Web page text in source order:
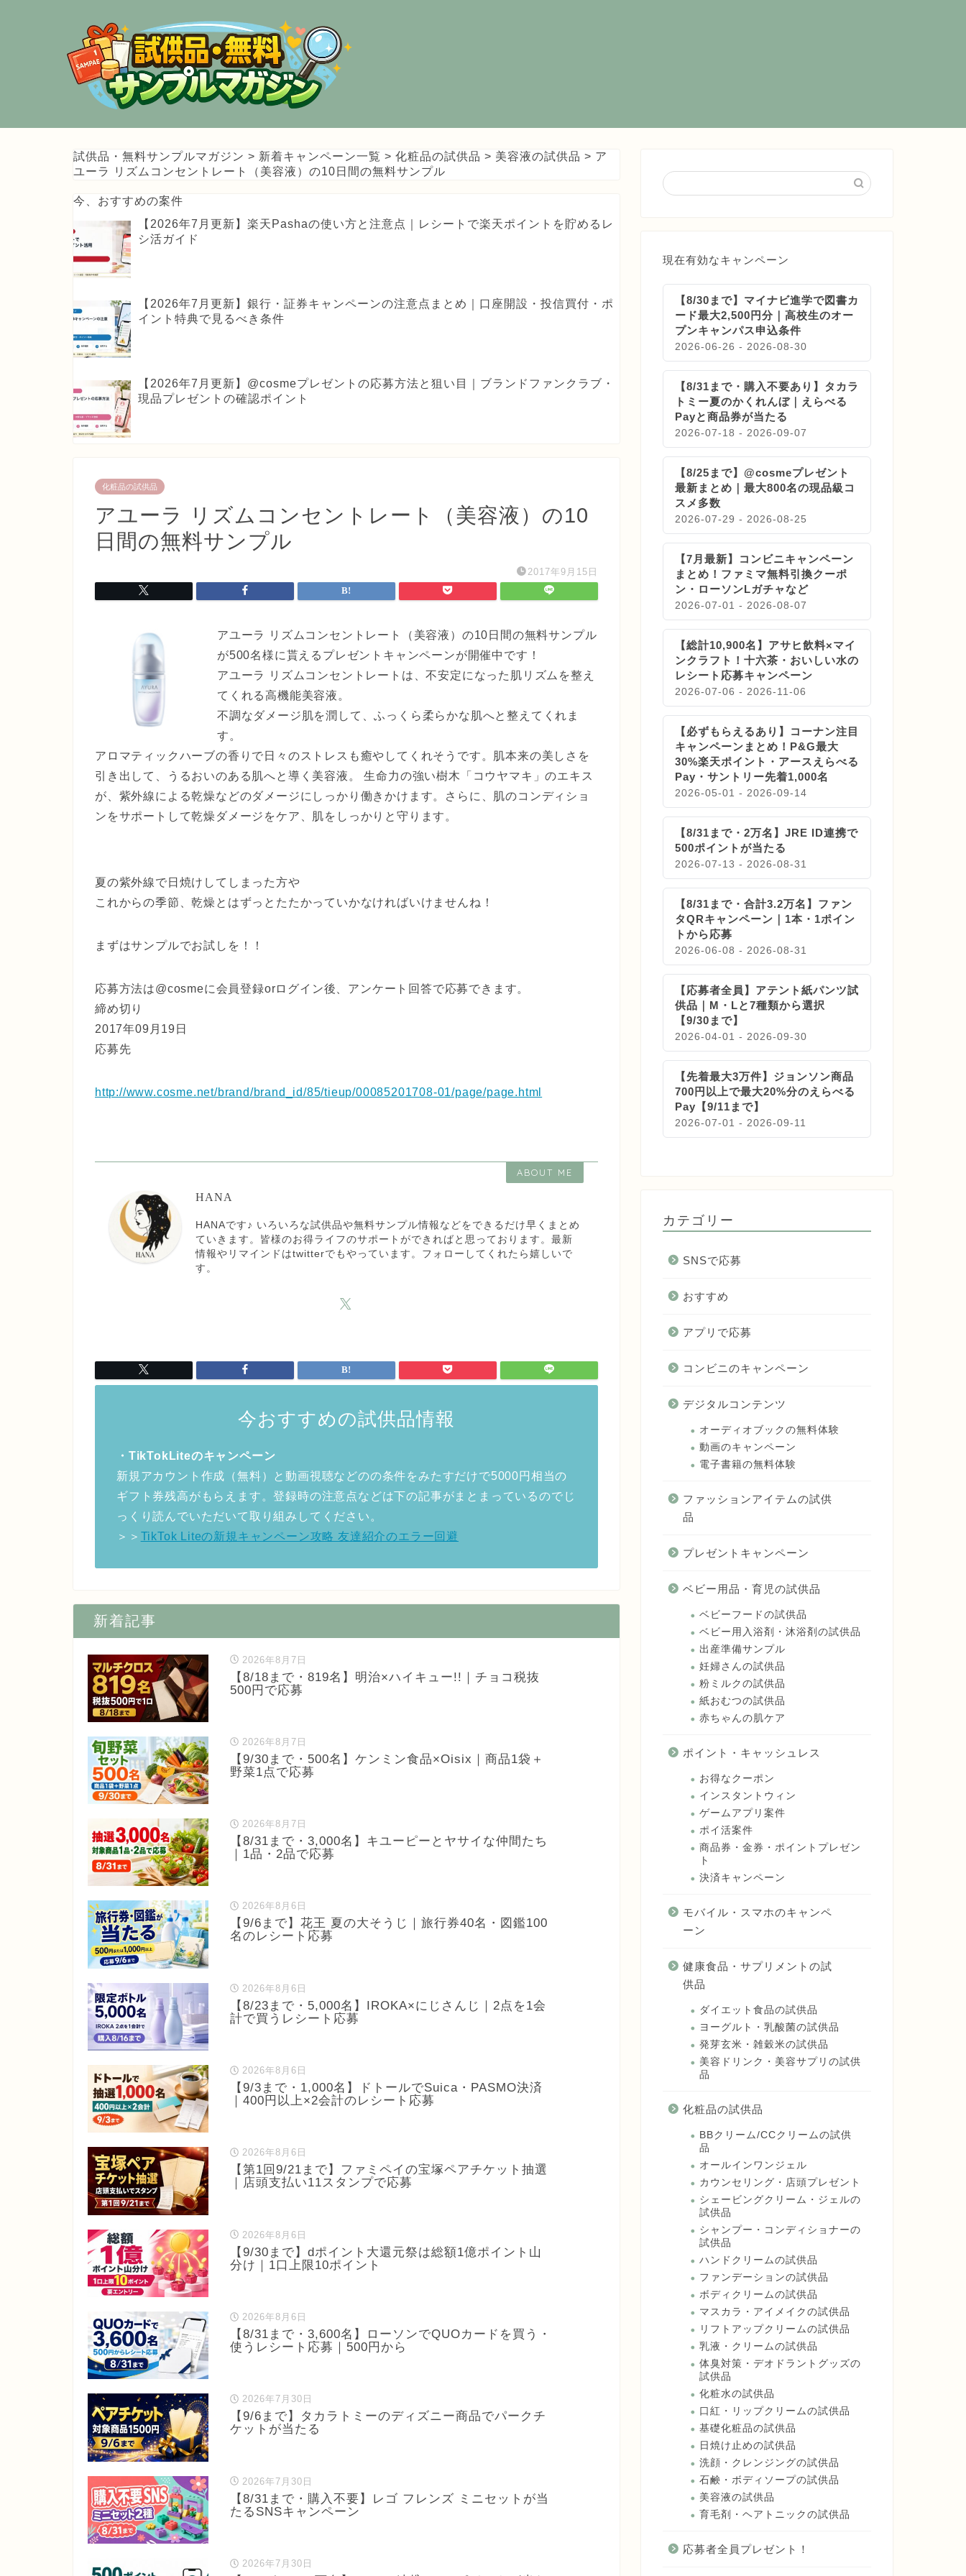
試供品・無料サンプルマガジン > 新着キャンペーン一覧 > 化粧品の試供品 > 美容液の試供品 > ア
ユーラ リズムコンセントレート（美容液）の10日間の無料サンプル
今、おすすめの案件
【2026年7月更新】楽天Pashaの使い方と注意点｜レシートで楽天ポイントを貯めるレ
シ活ガイド
【2026年7月更新】銀行・証券キャンペーンの注意点まとめ｜口座開設・投信買付・ポ
イント特典で見るべき条件
【2026年7月更新】@cosmeプレゼントの応募方法と狙い目｜ブランドファンクラブ・
現品プレゼントの確認ポイント
化粧品の試供品
アユーラ リズムコンセントレート（美容液）の10
日間の無料サンプル
2017年9月15日
アユーラ リズムコンセントレート（美容液）の10日間の無料サンプル
が500名様に貰えるプレゼントキャンペーンが開催中です！
アユーラ リズムコンセントレートは、不安定になった肌リズムを整え
てくれる高機能美容液。
不調なダメージ肌を潤して、ふっくら柔らかな肌へと整えてくれま
す。
アロマティックハーブの香りで日々のストレスも癒やしてくれそうです。肌本来の美しさを
引き出して、うるおいのある肌へと導く美容液。 生命力の強い樹木「コウヤマキ」のエキス
が、紫外線による乾燥などのダメージにしっかり働きかけます。さらに、肌のコンディショ
ンをサポートして乾燥ダメージをケア、肌をしっかりと守ります。
夏の紫外線で日焼けしてしまった方や
これからの季節、乾燥とはずっとたたかっていかなければいけませんね！
まずはサンプルでお試しを！！
応募方法は@cosmeに会員登録orログイン後、アンケート回答で応募できます。
締め切り
2017年09月19日
応募先
http://www.cosme.net/brand/brand_id/85/tieup/00085201708-01/page/page.html
ABOUT ME
HANA
HANAです♪ いろいろな試供品や無料サンプル情報などをできるだけ早くまとめ
ていきます。皆様のお得ライフのサポートができればと思っております。最新
情報やリマインドはtwitterでもやっています。フォローしてくれたら嬉しいで
す。
今おすすめの試供品情報
・TikTokLiteのキャンペーン
新規アカウント作成（無料）と動画視聴などのの条件をみたすだけで5000円相当の
ギフト券残高がもらえます。登録時の注意点などは下の記事がまとまっているのでじ
っくり読んでいただいて取り組みしてください。
＞＞ TikTok Liteの新規キャンペーン攻略 友達紹介のエラー回避
新着記事
2026年8月7日
【8/18まで・819名】明治×ハイキュー!!｜チョコ税抜
500円で応募
2026年8月7日
【9/30まで・500名】ケンミン食品×Oisix｜商品1袋＋
野菜1点で応募
2026年8月7日
【8/31まで・3,000名】キユーピーとヤサイな仲間たち
｜1品・2品で応募
2026年8月6日
【9/6まで】花王 夏の大そうじ｜旅行券40名・図鑑100
名のレシート応募
2026年8月6日
【8/23まで・5,000名】IROKA×にじさんじ｜2点を1会
計で買うレシート応募
2026年8月6日
【9/3まで・1,000名】ドトールでSuica・PASMO決済
｜400円以上×2会計のレシート応募
2026年8月6日
【第1回9/21まで】ファミペイの宝塚ペアチケット抽選
｜店頭支払い11スタンプで応募
2026年8月6日
【9/30まで】dポイント大還元祭は総額1億ポイント山
分け｜1口上限10ポイント
2026年8月6日
【8/31まで・3,600名】ローソンでQUOカードを買う・
使うレシート応募｜500円から
2026年7月30日
【9/6まで】タカラトミーのディズニー商品でパークチ
ケットが当たる
2026年7月30日
【8/31まで・購入不要】レゴ フレンズ ミニセットが当
たるSNSキャンペーン
2026年7月30日
現在有効なキャンペーン
【8/30まで】マイナビ進学で図書カ
ード最大2,500円分｜高校生のオー
プンキャンパス申込条件
2026-06-26 - 2026-08-30
【8/31まで・購入不要あり】タカラ
トミー夏のかくれんぼ｜えらべる
Payと商品券が当たる
2026-07-18 - 2026-09-07
【8/25まで】@cosmeプレゼント
最新まとめ｜最大800名の現品級コ
スメ多数
2026-07-29 - 2026-08-25
【7月最新】コンビニキャンペーン
まとめ！ファミマ無料引換クーポ
ン・ローソンLガチャなど
2026-07-01 - 2026-08-07
【総計10,900名】アサヒ飲料×マイ
ンクラフト！十六茶・おいしい水の
レシート応募キャンペーン
2026-07-06 - 2026-11-06
【必ずもらえるあり】コーナン注目
キャンペーンまとめ！P&G最大
30%楽天ポイント・アースえらべる
Pay・サントリー先着1,000名
2026-05-01 - 2026-09-14
【8/31まで・2万名】JRE ID連携で
500ポイントが当たる
2026-07-13 - 2026-08-31
【8/31まで・合計3.2万名】ファン
タQRキャンペーン｜1本・1ポイン
トから応募
2026-06-08 - 2026-08-31
【応募者全員】アテント紙パンツ試
供品｜M・Lと7種類から選択
【9/30まで】
2026-04-01 - 2026-09-30
【先着最大3万件】ジョンソン商品
700円以上で最大20%分のえらべる
Pay【9/11まで】
2026-07-01 - 2026-09-11
カテゴリー
SNSで応募
おすすめ
アプリで応募
コンビニのキャンペーン
デジタルコンテンツ
オーディオブックの無料体験
動画のキャンペーン
電子書籍の無料体験
ファッションアイテムの試供
品
プレゼントキャンペーン
ベビー用品・育児の試供品
ベビーフードの試供品
ベビー用入浴剤・沐浴剤の試供品
出産準備サンプル
妊婦さんの試供品
粉ミルクの試供品
紙おむつの試供品
赤ちゃんの肌ケア
ポイント・キャッシュレス
お得なクーポン
インスタントウィン
ゲームアプリ案件
ポイ活案件
商品券・金券・ポイントプレゼン
ト
決済キャンペーン
モバイル・スマホのキャンペ
ーン
健康食品・サプリメントの試
供品
ダイエット食品の試供品
ヨーグルト・乳酸菌の試供品
発芽玄米・雑穀米の試供品
美容ドリンク・美容サプリの試供
品
化粧品の試供品
BBクリーム/CCクリームの試供
品
オールインワンジェル
カウンセリング・店頭プレゼント
シェービングクリーム・ジェルの
試供品
シャンプー・コンディショナーの
試供品
ハンドクリームの試供品
ファンデーションの試供品
ボディクリームの試供品
マスカラ・アイメイクの試供品
リフトアップクリームの試供品
乳液・クリームの試供品
体臭対策・デオドラントグッズの
試供品
化粧水の試供品
口紅・リップクリームの試供品
基礎化粧品の試供品
日焼け止めの試供品
洗顔・クレンジングの試供品
石鹸・ボディソープの試供品
美容液の試供品
育毛剤・ヘアトニックの試供品
応募者全員プレゼント！